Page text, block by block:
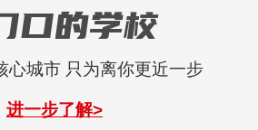
口的学校
心城市 只为离你更近一步
进一步了解>